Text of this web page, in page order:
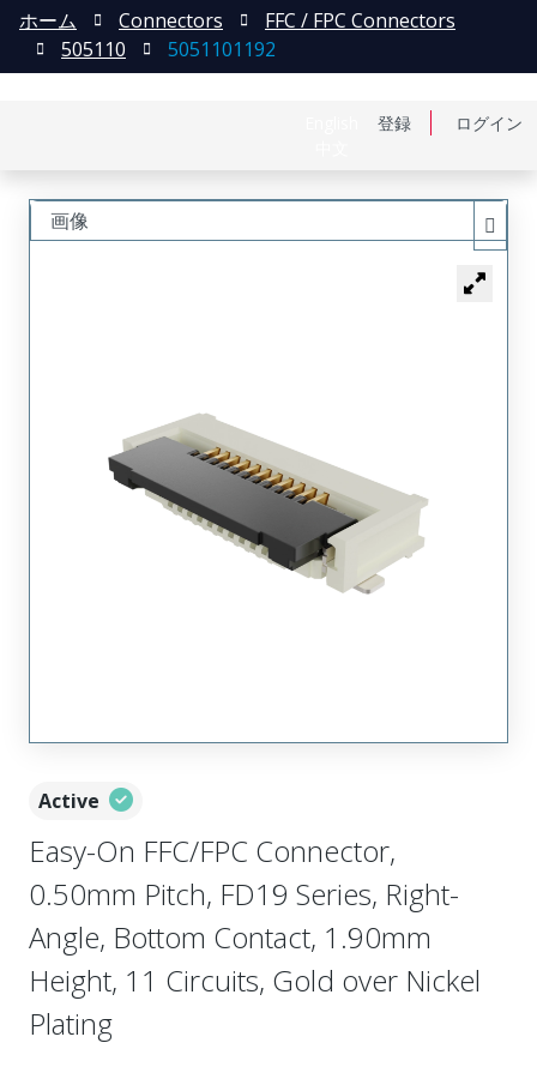
登録 ログイン
ホーム Connectors
FFC / FPC Connectors
505110
5051101192
Active
Easy-On FFC/FPC Connector,
0.50mm Pitch, FD19 Series, Right-
Angle, Bottom Contact, 1.90mm
Height, 11 Circuits, Gold over Nickel
Plating
画像